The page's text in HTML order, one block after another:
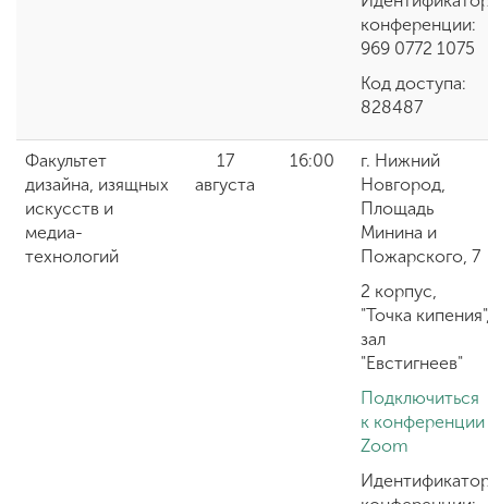
конференции:
969 0772 1075
Код доступа:
828487
Факультет
дизайна, изящных
искусств и
медиа-
технологий
17
августа
16:00
г. Нижний
Новгород,
Площадь
Минина и
Пожарского, 7
2 корпус,
"Точка
зал
"Евстигнеев"
Подключиться
к конференции
Zoom